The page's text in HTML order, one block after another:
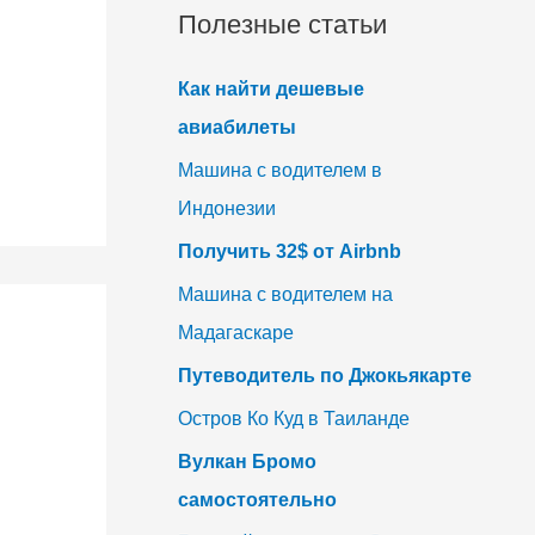
Полезные статьи
Как найти дешевые
авиабилеты
Машина с водителем в
Индонезии
Получить 32$ от Airbnb
Машина с водителем на
Мадагаскаре
Путеводитель по Джокьякарте
Остров Ко Куд в Таиланде
Вулкан Бромо
самостоятельно